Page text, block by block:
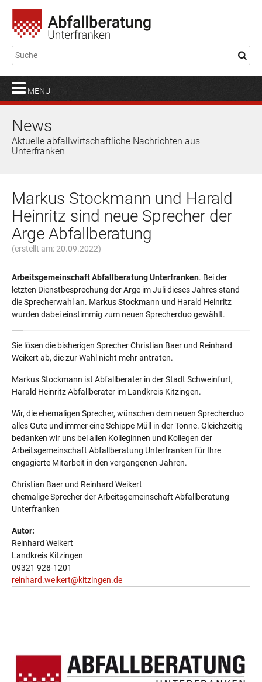
MENÜ
News
Aktuelle abfallwirtschaftliche Nachrichten aus
Unterfranken
Markus Stockmann und Harald
Heinritz sind neue Sprecher der
Arge Abfallberatung
(erstellt am: 20.09.2022)
Arbeitsgemeinschaft Abfallberatung Unterfranken. Bei der
letzten Dienstbesprechung der Arge im Juli dieses Jahres stand
die Sprecherwahl an. Markus Stockmann und Harald Heinritz
wurden dabei einstimmig zum neuen Sprecherduo gewählt.
Sie lösen die bisherigen Sprecher Christian Baer und Reinhard
Weikert ab, die zur Wahl nicht mehr antraten.
Markus Stockmann ist Abfallberater in der Stadt Schweinfurt,
Harald Heinritz Abfallberater im Landkreis Kitzingen.
Wir, die ehemaligen Sprecher, wünschen dem neuen Sprecherduo
alles Gute und immer eine Schippe Müll in der Tonne. Gleichzeitig
bedanken wir uns bei allen Kolleginnen und Kollegen der
Arbeitsgemeinschaft Abfallberatung Unterfranken für Ihre
engagierte Mitarbeit in den vergangenen Jahren.
Christian Baer und Reinhard Weikert
ehemalige Sprecher der Arbeitsgemeinschaft Abfallberatung
Unterfranken
Autor:
Reinhard Weikert
Landkreis Kitzingen
09321 928-1201
reinhard.weikert@kitzingen.de